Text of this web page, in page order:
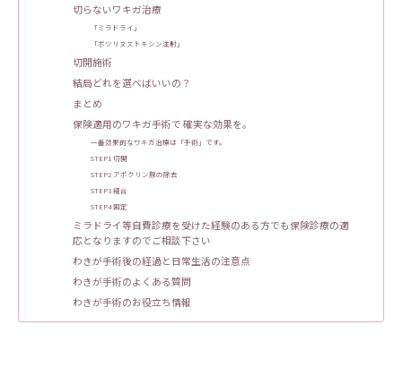
切らないワキガ治療
「ミラドライ」
「ボツリヌストキシン注射」
切開施術
結局どれを選べばいいの？
まとめ
保険適用のワキガ手術で 確実な効果を。
一番効果的なワキガ治療は「手術」です。
STEP1 切開
STEP2 アポクリン腺の除去
STEP3 縫合
STEP4 固定
ミラドライ等自費診療を受けた経験のある方でも保険診療の適
応となりますのでご相談下さい
わきが手術後の経過と日常生活の注意点
わきが手術のよくある質問
わきが手術のお役立ち情報